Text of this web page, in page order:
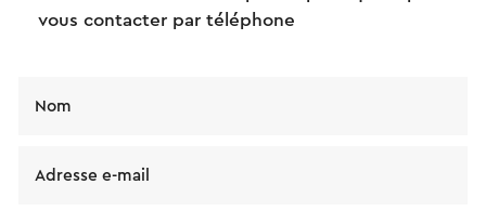
vous contacter par téléphone
Nom
Adresse e-mail